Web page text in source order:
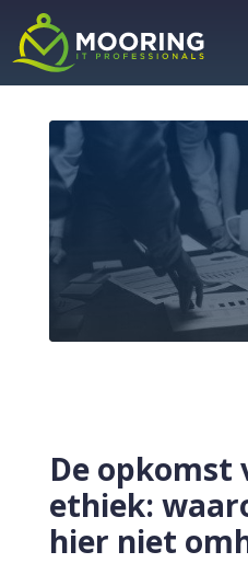
De opkomst
ethiek:
hier niet